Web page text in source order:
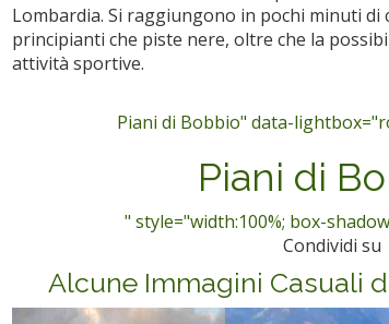
Lombardia. Si raggiungono in pochi minuti
principianti che piste nere, oltre che la
attività sportive.
Piani di Bobbio" data-
Piani di
" style="width:100%; box-
Condividi su
Alcune Immagini Casuali